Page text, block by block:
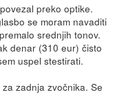
preko optike.
se moram navaditi
srednjih tonov.
denar (310 eur) čisto
uspel stestirati.
zadnja zvočnika. Se